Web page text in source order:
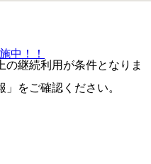
中！！
の継続利用が条件となりま
をご確認ください。